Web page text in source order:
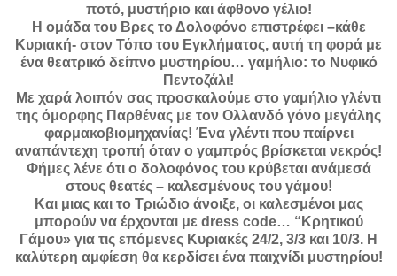
ποτό, μυστήριο και άφθονο γέλιο!
H ομάδα του Βρες το Δολοφόνο επιστρέφει –κάθε
Κυριακή- στον Τόπο του Εγκλήματος, αυτή τη φορά με
ένα θεατρικό δείπνο μυστηρίου… γαμήλιο: το Νυφικό
Πεντοζάλι!
Με χαρά λοιπόν σας προσκαλούμε στο γαμήλιο γλέντι
της όμορφης Παρθένας με τον Ολλανδό γόνο μεγάλης
φαρμακοβιομηχανίας! Ένα γλέντι που παίρνει
αναπάντεχη τροπή όταν ο γαμπρός βρίσκεται νεκρός!
Φήμες λένε ότι ο δολοφόνος του κρύβεται ανάμεσά
στους θεατές – καλεσμένους του γάμου!
Και μιας και το Τριώδιο άνοιξε, οι καλεσμένοι μας
μπορούν να έρχονται με dress code… “Κρητικού
Γάμου» για τις επόμενες Κυριακές 24/2, 3/3 και 10/3. Η
καλύτερη αμφίεση θα κερδίσει ένα παιχνίδι μυστηρίου!